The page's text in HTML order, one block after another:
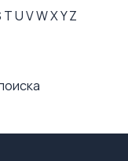
TUVWXYZ